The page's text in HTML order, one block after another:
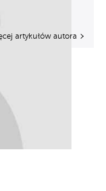
artykułów autora